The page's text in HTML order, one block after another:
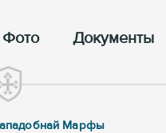
Фото Документы
Марфы